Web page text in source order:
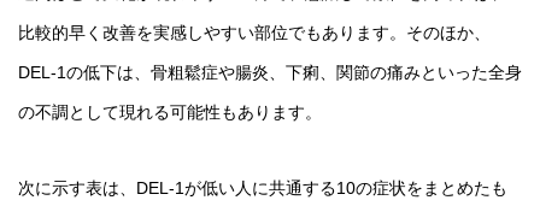
比較的早く改善を実感しやすい部位でもあります。そのほか、
DEL-1の低下は、骨粗鬆症や腸炎、下痢、関節の痛みといった全身
の不調として現れる可能性もあります。
次に示す表は、DEL-1が低い人に共通する10の症状をまとめたも